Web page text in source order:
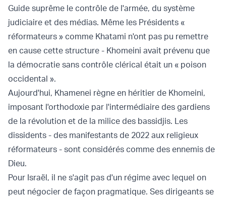
Guide suprême le contrôle de l'armée, du système
judiciaire et des médias. Même les Présidents «
réformateurs » comme Khatami n'ont pas pu remettre
en cause cette structure - Khomeini avait prévenu que
la démocratie sans contrôle clérical était un « poison
occidental ».
Aujourd'hui, Khamenei règne en héritier de Khomeini,
imposant l'orthodoxie par l'intermédiaire des gardiens
de la révolution et de la milice des bassidjis. Les
dissidents - des manifestants de 2022 aux religieux
réformateurs - sont considérés comme des ennemis de
Dieu.
Pour Israël, il ne s'agit pas d'un régime avec lequel on
peut négocier de façon pragmatique. Ses dirigeants se